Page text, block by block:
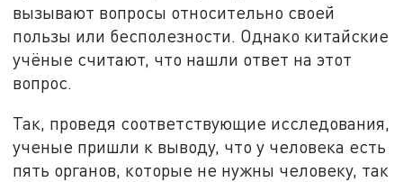
вызывают вопросы относительно своей
пользы или бесполезности. Однако китайские
учёные считают, что нашли ответ на этот
вопрос.
Так, проведя соответствующие исследования,
ученые пришли к выводу, что у человека есть
пять органов, которые не нужны человеку, так